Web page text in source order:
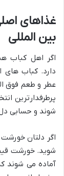
غذاهای
بین المللی
اگر اهل کباب
دارد. کباب های
عطر و طعم فوق
پرطرفدارترین
شوند و حسابی
اگر دلتان
شوید. خورشت
آماده می شوند